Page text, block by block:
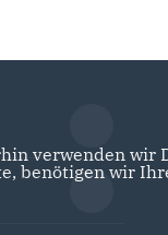
verwenden
benötigen wir